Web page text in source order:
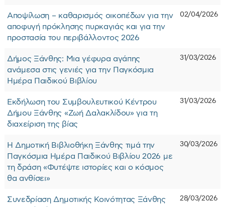
Αποψίλωση – καθαρισμός οικοπέδων για την
αποφυγή πρόκλησης πυρκαγιάς και για την
προστασία του περιβάλλοντος 2026
02/04/2026
Δήμος Ξάνθης: Μια γέφυρα αγάπης
ανάμεσα στις γενιές για την Παγκόσμια
Ημέρα Παιδικού Βιβλίου
31/03/2026
Εκδήλωση του Συμβουλευτικού Κέντρου
Δήμου Ξάνθης «Ζωή Δαλακλίδου» για τη
διαχείριση της βίας
31/03/2026
Η Δημοτική Βιβλιοθήκη Ξάνθης τιμά την
Παγκόσμια Ημέρα Παιδικού Βιβλίου 2026 με
τη δράση «Φυτέψτε ιστορίες και ο κόσμος
θα ανθίσει»
30/03/2026
Συνεδρίαση Δημοτικής Κοινότητας Ξάνθης
28/03/2026